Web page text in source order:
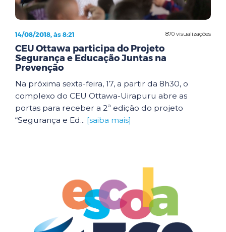
870 visualizações
14/08/2018, às 8:21
CEU Ottawa participa do Projeto
Segurança e Educação Juntas na
Prevenção
Na próxima sexta-feira, 17, a partir da 8h30, o
complexo do CEU Ottawa-Uirapuru abre as
portas para receber a 2ª edição do projeto
“Segurança e Ed... [saiba mais]